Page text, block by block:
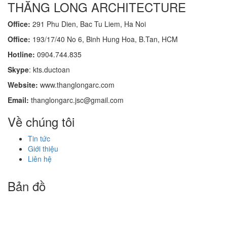
THĂNG LONG ARCHITECTURE
Office: 291 Phu Dien, Bac Tu Liem, Ha Noi
Office: 193/17/40 No 6, Binh Hung Hoa, B.Tan, HCM
Hotline: 0904.744.835
Skype: kts.ductoan
Website: www.thanglongarc.com
Email: thanglongarc.jsc@gmail.com
Về chúng tôi
Tin tức
Giới thiệu
Liên hệ
Bản đồ